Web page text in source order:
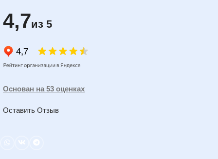
4,7из 5
Основан на 53 оценках
Оставить Отзыв